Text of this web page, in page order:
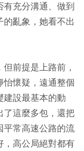
有充分溝通、做到
亂象，她看不出
前提是上路前，
怡懷疑，遠通整個
建設最基本的動
了這麼多包，還把
平常高速公路的流
，高公局絕對都有